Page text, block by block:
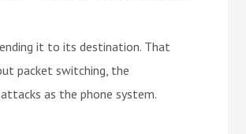
it to its destination. That
packet switching, the
as the phone system.